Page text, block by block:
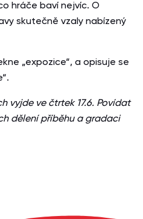
hráče baví nejvíc. O
skutečně vzaly nabízený
„expozice“, a opisuje se
vyjde ve čtrtek 17.6. Povídat
dělení příběhu a gradaci